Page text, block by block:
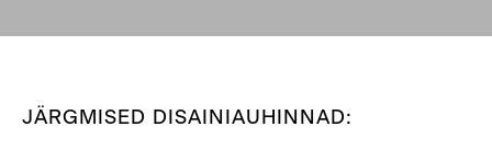
JÄRGMISED DISAINIAUHINNAD: